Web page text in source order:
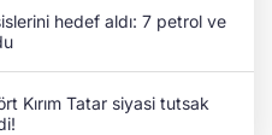
hedef aldı: 7 petrol ve
Kırım Tatar siyasi tutsak